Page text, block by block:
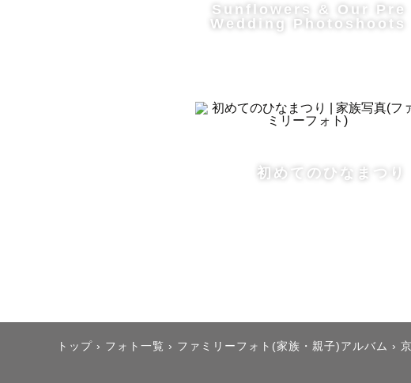
▽Wedding💍
明るい色が好きな
どんなロケーショ
お子さまのペース
Sunflowers & Our Pre
Wedding Photoshoots
初めてのひなまつり
トップ › フォト一覧 › ファミリーフォト(家族・親子)アルバム ›